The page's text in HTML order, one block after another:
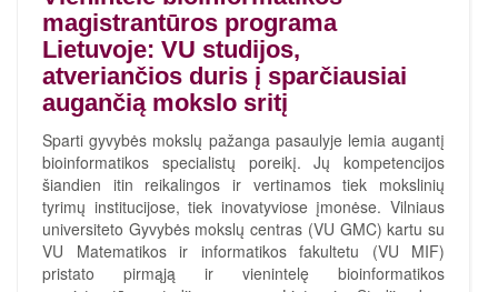
magistrantūros programa
Lietuvoje: VU studijos,
atveriančios duris į sparčiausiai
augančią mokslo sritį
Sparti gyvybės mokslų pažanga pasaulyje lemia augantį
bioinformatikos specialistų poreikį. Jų kompetencijos
šiandien itin reikalingos ir vertinamos tiek mokslinių
tyrimų institucijose, tiek inovatyviose įmonėse. Vilniaus
universiteto Gyvybės mokslų centras (VU GMC) kartu su
VU Matematikos ir informatikos fakultetu (VU MIF)
pristato pirmąją ir vienintelę bioinformatikos